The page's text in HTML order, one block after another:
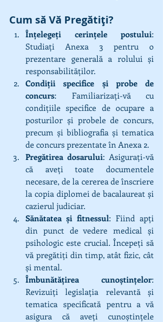
Cum să Vă Pregătiți?
Înțelegeți cerințele postului:
Studiați Anexa 3 pentru o
prezentare generală a rolului și
responsabilităților.
Condiții specifice și probe de
concurs: Familiarizați-vă cu
condițiile specifice de ocupare a
posturilor și probele de concurs,
precum și bibliografia și tematica
de concurs prezentate în Anexa 2.
Pregătirea dosarului: Asigurați-vă
că aveți toate documentele
necesare, de la cererea de înscriere
la copia diplomei de bacalaureat și
cazierul judiciar.
Sănătatea și fitnessul: Fiind apți
din punct de vedere medical și
psihologic este crucial. Începeți să
vă pregătiți din timp, atât fizic, cât
și mental.
Îmbunătățirea cunoștințelor:
Revizuiți legislația relevantă și
tematica specificată pentru a vă
asigura că aveți cunoștințele